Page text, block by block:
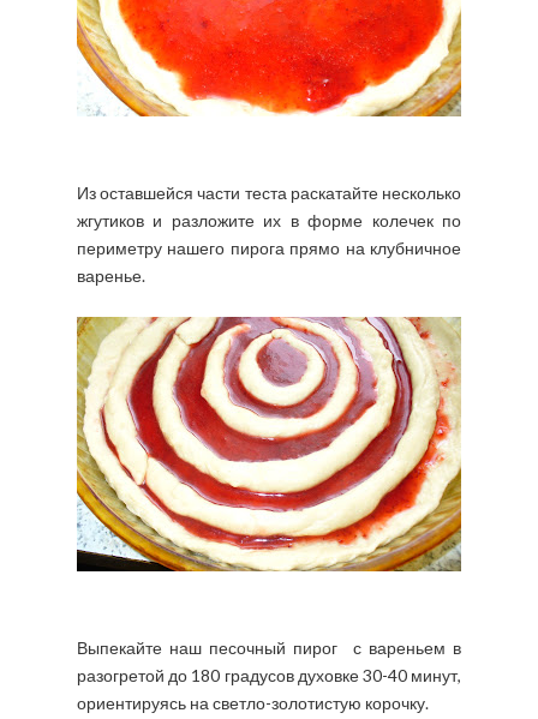
Из оставшейся части теста раскатайте несколько
жгутиков и разложите их в форме колечек по
периметру нашего пирога прямо на клубничное
варенье.
Выпекайте наш песочный пирог
с вареньем в
разогретой до 180 градусов духовке 30-40 минут,
ориентируясь на светло-золотистую корочку.